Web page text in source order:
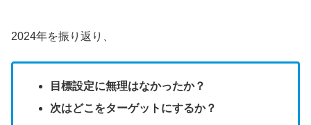
2024年を振り返り、
目標設定に無理はなかったか？
次はどこをターゲットにするか？